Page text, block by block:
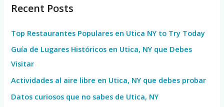
c
f
o
r
:
Recent Posts
Top Restaurantes Populares en Utica NY to Try Today
Guía de Lugares Históricos en Utica, NY que Debes
Visitar
Actividades al aire libre en Utica, NY que debes probar
Datos curiosos que no sabes de Utica, NY